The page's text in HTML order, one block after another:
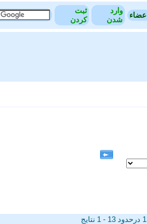
وارد
شدن
ثبت
کردن
1 نتایج